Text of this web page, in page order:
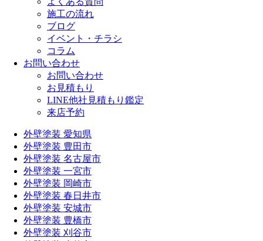
施工の流れ
ブログ
イベント・チラシ
コラム
お問い合わせ
お問い合わせ
お見積もり
LINE他社見積もり鑑定
来店予約
外壁塗装 愛知県
外壁塗装 豊田市
外壁塗装 名古屋市
外壁塗装 一宮市
外壁塗装 岡崎市
外壁塗装 春日井市
外壁塗装 安城市
外壁塗装 豊橋市
外壁塗装 刈谷市